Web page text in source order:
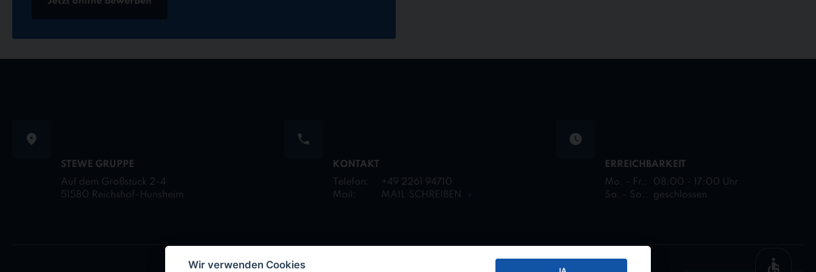
STEWE GRUPPE
Auf dem Großstück 2-4
51580 Reichshof-Hunsheim
KONTAKT
Telefon:
+49 2261 94710
Mail:
MAIL SCHREIBEN
ERREICHBARKEIT
Mo. - Fr.:
08:00 - 17:00 Uhr
Sa. - So.:
geschlossen
Wir verwenden Cookies